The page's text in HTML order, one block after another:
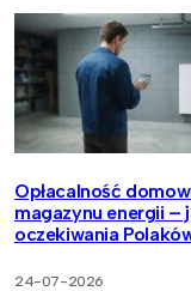
Opłacalność
magazynu energii –
oczekiwania
24-07-2026